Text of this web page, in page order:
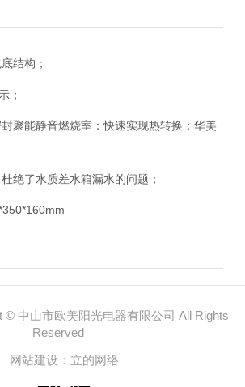
底结构；
摸显示；
聚能静音燃烧室：快速实现热转换；华美
杜绝了水质差水箱漏水的问题；
© 中山市欧美阳光电器有限公司 All Rights
Reserved
网站建设： 立的网络